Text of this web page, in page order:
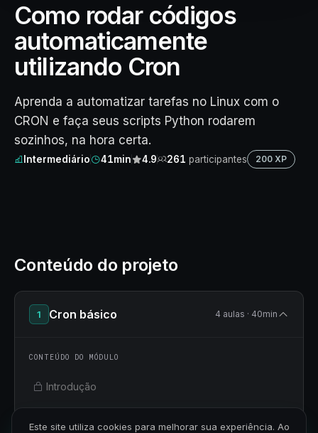
Como rodar códigos
automaticamente
utilizando Cron
Aprenda a automatizar tarefas no Linux com o
CRON e faça seus scripts Python rodarem
sozinhos, na hora certa.
Intermediário 41min 4.9 261 participantes 200 XP
Conteúdo do projeto
1 Cron básico 4 aulas · 40min
CONTEÚDO DO MÓDULO
Introdução
Este site utiliza cookies para melhorar sua experiência. Ao